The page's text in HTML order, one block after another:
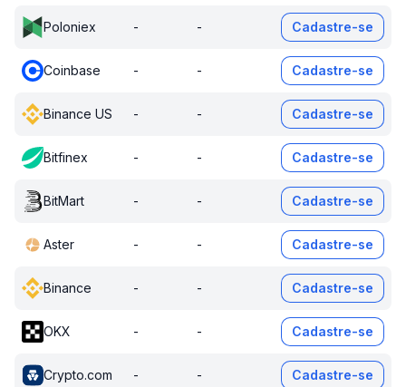
Poloniex - - Cadastre-se
Coinbase - - Cadastre-se
Binance US - - Cadastre-se
Bitfinex - - Cadastre-se
BitMart - - Cadastre-se
Aster - - Cadastre-se
Binance - - Cadastre-se
OKX - - Cadastre-se
Crypto.com - - Cadastre-se